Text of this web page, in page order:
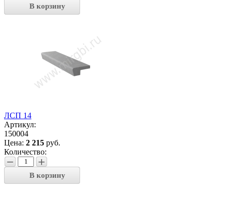
В корзину
ЛСП 14
Артикул:
150004
Цена: 2 215 руб.
Количество:
− +
В корзину